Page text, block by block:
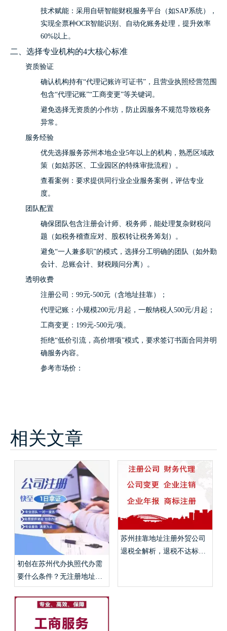
技术赋能：采用自研智能财税服务平台（如SAP系统），
实现全票种OCR智能识别、自动化账务处理，提升效率
60%以上。
二、选择专业机构的4大核心标准
资质验证
确认机构持有“代理记账许可证书”，且营业执照经营范围
包含“代理记账”“工商变更”等关键词。
避免选择无资质的小作坊，防止因服务不规范导致税务
异常。
服务经验
优先选择服务苏州本地企业5年以上的机构，熟悉区域政
策（如姑苏区、工业园区的特殊审批流程）。
查看案例：要求提供同行业企业服务案例，评估专业
度。
团队配置
确保团队包含注册会计师、税务师，能处理复杂财税问
题（如税务稽查应对、股权转让税务筹划）。
避免“一人兼多职”的模式，选择分工明确的团队（如外勤
会计、总账会计、财税顾问分离）。
透明收费
注册公司：99元-500元（含地址挂靠）；
代理记账：小规模200元/月起，一般纳税人500元/月起；
工商变更：199元-500元/项。
拒绝“低价引流，高价增项”模式，要求签订书面合同并明
确服务内容。
参考市场价：
相关文章
初创在苏州代办执照代办需
要什么条件？无注册地址挂
靠、代账申报费用详解？
苏州挂靠地址注册外贸公司
退税全解析，退税不达标免